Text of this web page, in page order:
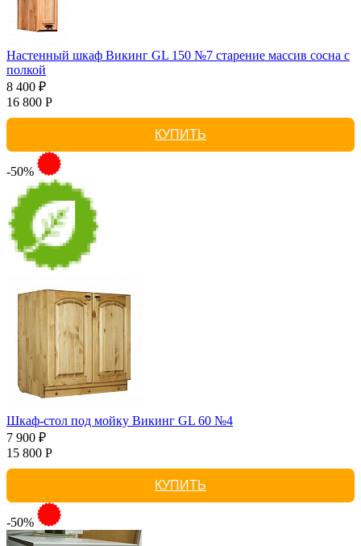
Настенный шкаф Викинг GL 150 №7 старение массив сосна с
полкой
8 400 ₽
16 800 Р
КУПИТЬ
-50%
Шкаф-стол под мойку Викинг GL 60 №4
7 900 ₽
15 800 Р
КУПИТЬ
-50%